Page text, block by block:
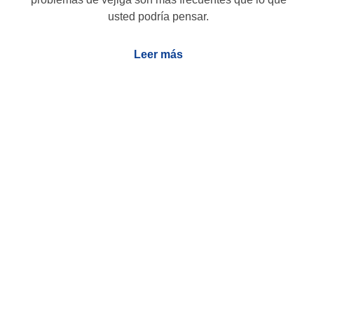
usted podría pensar.
Leer más